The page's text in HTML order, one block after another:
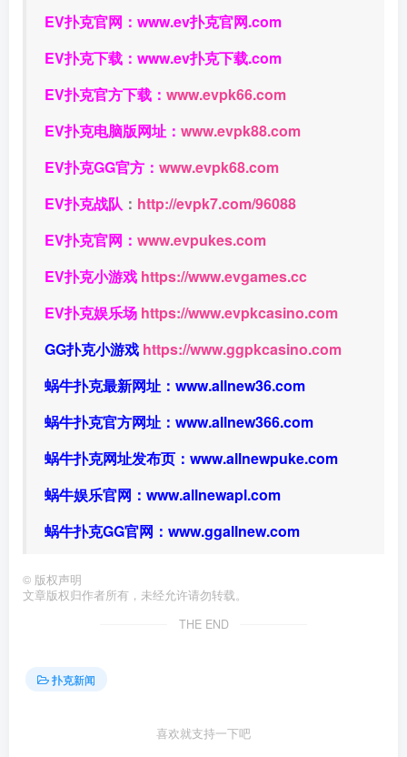
EV扑克官网： www.ev扑克官网.com
EV扑克下载： www.ev扑克下载.com
EV扑克官方下载： www.evpk66.com
EV扑克电脑版网址： www.evpk88.com
EV扑克GG官方： www.evpk68.com
EV扑克战队 ： http://evpk7.com/96088
EV扑克官网： www.evpukes.com
EV扑克小游戏 https://www.evgames.cc
EV扑克娱乐场 https://www.evpkcasino.com
GG扑克小游戏 https://www.ggpkcasino.com
蜗牛扑克最新网址： www.allnew36.com
蜗牛扑克官方网址： www.allnew366.com
蜗牛扑克网址发布页： www.allnewpuke.com
蜗牛娱乐官网： www.allnewapl.com
蜗牛扑克GG官网： www.ggallnew.com
© 版权声明
文章版权归作者所有，未经允许请勿转载。
THE END
扑克新闻
喜欢就支持一下吧